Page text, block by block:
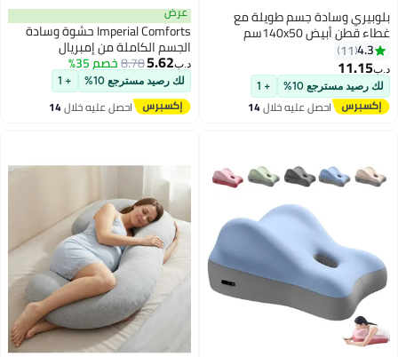
بلوبيري وسادة جسم طويلة مع
غطاء قطن أبيض 140x50سم
4.3
11
د.ب‏11.15
لك رصيد مسترجع 10% + 1
احصل عليه خلال14
عرض
Imperial Comforts حشوة وسادة
الجسم الكاملة من إمبريال
كومفورتس، 21 × 54 بوصة
د.ب‏5.62
8.78خصم 35%
لك رصيد مسترجع 10% + 1
احصل عليه خلال14